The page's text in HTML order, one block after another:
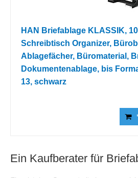
HAN Briefablage KLASSIK,
Schreibtisch Organizer,
Ablagefächer, Büromaterial,
Dokumentenablage, bis
13, schwarz
Ein Kaufberater für